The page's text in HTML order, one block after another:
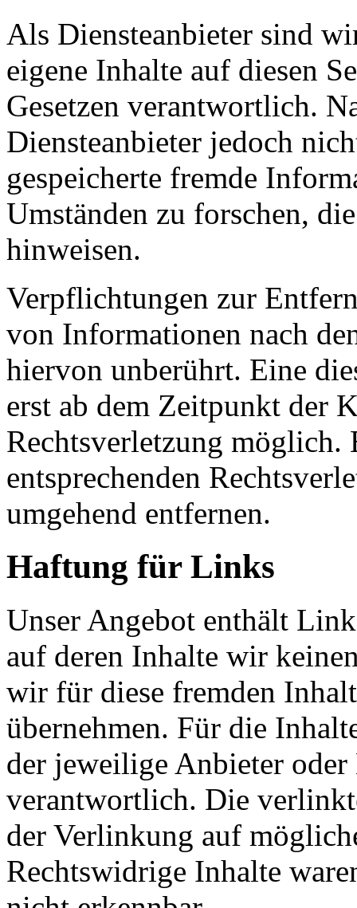
Als Diensteanbieter sind
eigene Inhalte auf diesen
Gesetzen verantwortlich.
Diensteanbieter jedoch
gespeicherte fremde
Umständen zu forschen,
hinweisen.
Verpflichtungen zur
von Informationen nach
hiervon unberührt. Eine
erst ab dem Zeitpunkt der
Rechtsverletzung möglich.
entsprechenden
umgehend entfernen.
Haftung für Links
Unser Angebot enthält
auf deren Inhalte wir
wir für diese fremden
übernehmen. Für die
der jeweilige Anbieter oder
verantwortlich. Die
der Verlinkung auf
Rechtswidrige Inhalte